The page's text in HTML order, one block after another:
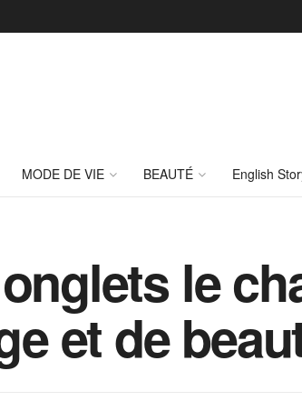
MODE DE VIE BEAUTÉ English
le
et de